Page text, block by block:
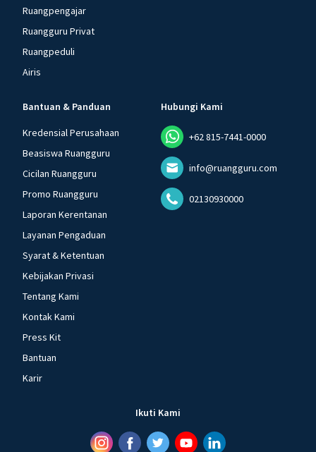
Ruangpengajar
Ruangguru Privat
Ruangpeduli
Airis
Bantuan & Panduan
Kredensial Perusahaan
Beasiswa Ruangguru
Cicilan Ruangguru
Promo Ruangguru
Laporan Kerentanan
Layanan Pengaduan
Syarat & Ketentuan
Kebijakan Privasi
Tentang Kami
Kontak Kami
Press Kit
Bantuan
Karir
Hubungi Kami
+62 815-7441-0000
info@ruangguru.com
02130930000
Ikuti Kami